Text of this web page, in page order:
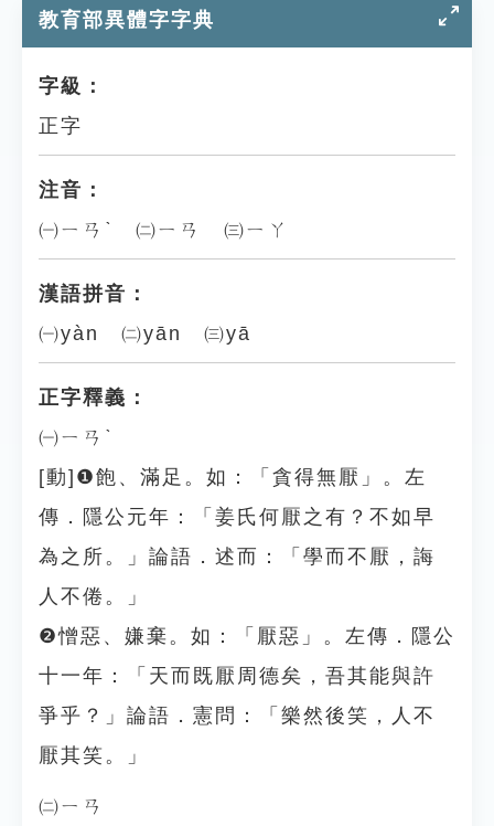
教育部異體字字典
字級：
正字
注音：
㈠ㄧㄢˋ ㈡ㄧㄢ ㈢ㄧㄚ
漢語拼音：
㈠yàn ㈡yān ㈢yā
正字釋義：
㈠ㄧㄢˋ
[動]❶飽、滿足。如：「貪得無厭」。左
傳．隱公元年：「姜氏何厭之有？不如早
為之所。」論語．述而：「學而不厭，誨
人不倦。」
❷憎惡、嫌棄。如：「厭惡」。左傳．隱公
十一年：「天而既厭周德矣，吾其能與許
爭乎？」論語．憲問：「樂然後笑，人不
厭其笑。」
㈡ㄧㄢ